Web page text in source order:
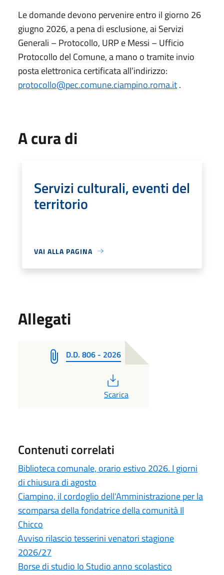
Le domande devono pervenire entro il giorno 26
giugno 2026, a pena di esclusione, ai Servizi
Generali – Protocollo, URP e Messi – Ufficio
Protocollo del Comune, a mano o tramite invio
posta elettronica certificata all’indirizzo:
protocollo@pec.comune.ciampino.roma.it.
A cura di
Servizi culturali, eventi del
territorio
VAI ALLA PAGINA
Allegati
D.D. 806 - 2026
PDF
Scarica
Contenuti correlati
Biblioteca comunale, orario estivo 2026. I giorni
di chiusura di agosto
Ciampino, il cordoglio dell'Amministrazione per la
scomparsa della fondatrice della comunità Il
Chicco
Avviso rilascio tesserini venatori stagione
2026/27
Borse di studio Io Studio anno scolastico